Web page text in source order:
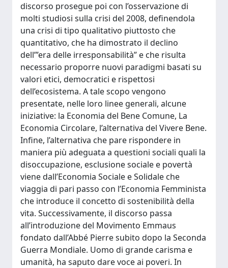
discorso prosegue poi con l’osservazione di
molti studiosi sulla crisi del 2008, definendola
una crisi di tipo qualitativo piuttosto che
quantitativo, che ha dimostrato il declino
dell’”era delle irresponsabilità” e che risulta
necessario proporre nuovi paradigmi basati su
valori etici, democratici e rispettosi
dell’ecosistema. A tale scopo vengono
presentate, nelle loro linee generali, alcune
iniziative: la Economia del Bene Comune, La
Economia Circolare, l’alternativa del Vivere Bene.
Infine, l’alternativa che pare rispondere in
maniera più adeguata a questioni sociali quali la
disoccupazione, esclusione sociale e povertà
viene dall’Economia Sociale e Solidale che
viaggia di pari passo con l’Economia Femminista
che introduce il concetto di sostenibilità della
vita. Successivamente, il discorso passa
all’introduzione del Movimento Emmaus
fondato dall’Abbé Pierre subito dopo la Seconda
Guerra Mondiale. Uomo di grande carisma e
umanità, ha saputo dare voce ai poveri. In